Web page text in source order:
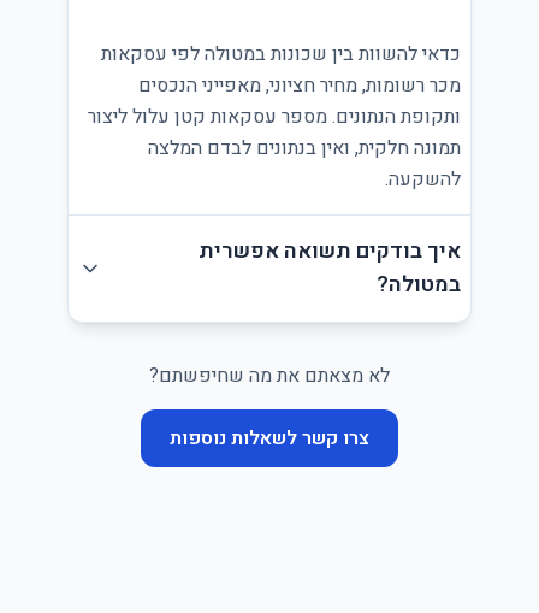
כדאי להשוות בין שכונות במטולה לפי עסקאות
מכר רשומות, מחיר חציוני, מאפייני הנכסים
ותקופת הנתונים. מספר עסקאות קטן עלול ליצור
תמונה חלקית, ואין בנתונים לבדם המלצה
להשקעה.
איך בודקים תשואה אפשרית
במטולה?
לא מצאתם את מה שחיפשתם?
צרו קשר לשאלות נוספות